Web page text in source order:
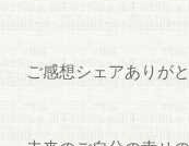
ご感想シェアありが